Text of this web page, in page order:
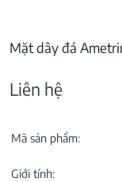
Mặt dây đá
Liên hệ
Mã sản phẩm:
Giới tính: